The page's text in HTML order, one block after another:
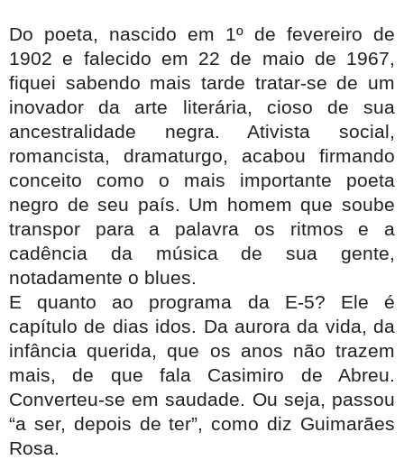
Do poeta, nascido em 1º de fevereiro de
1902 e falecido em 22 de maio de 1967,
fiquei sabendo mais tarde tratar-se de um
inovador da arte literária, cioso de sua
ancestralidade negra. Ativista social,
romancista, dramaturgo, acabou firmando
conceito como o mais importante poeta
negro de seu país. Um homem que soube
transpor para a palavra os ritmos e a
cadência da música de sua gente,
notadamente o blues.
E quanto ao programa da E-5? Ele é
capítulo de dias idos. Da aurora da vida, da
infância querida, que os anos não trazem
mais, de que fala Casimiro de Abreu.
Converteu-se em saudade. Ou seja, passou
“a ser, depois de ter”, como diz Guimarães
Rosa.